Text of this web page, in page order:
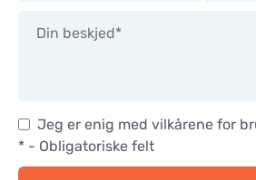
Jeg er enig med vilkårene for
* - Obligatoriske felt